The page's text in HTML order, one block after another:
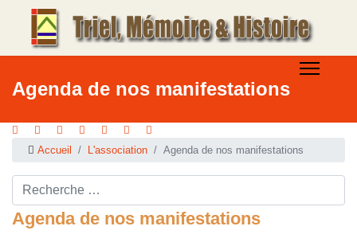
Agenda de nos manifestations
Accueil L'association Agenda de nos manifestations
Rechercher ...
Agenda de nos manifestations